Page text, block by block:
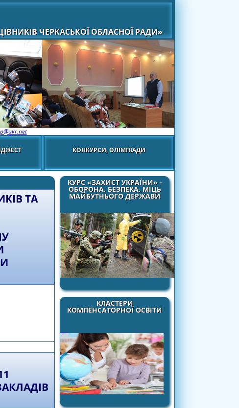
ЧЕРКАСЬКОЇ ОБЛАСНОЇ РАДИ»
КОНКУРСИ, ОЛІМПІАДИ
КУРС «ЗАХИСТ УКРАЇНИ» -
ОБОРОНА, БЕЗПЕКА, МІЦЬ
МАЙБУТНЬОГО ДЕРЖАВИ
КЛАСТЕРИ
КОМПЕНСАТОРНОЇ ОСВІТИ
ТА
виховному процесі закладів освіти
у системі освіти України